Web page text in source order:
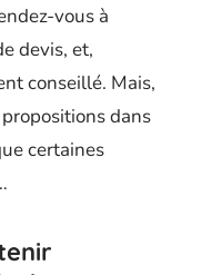
vous à
devis, et,
conseillé. Mais,
dans
certaines